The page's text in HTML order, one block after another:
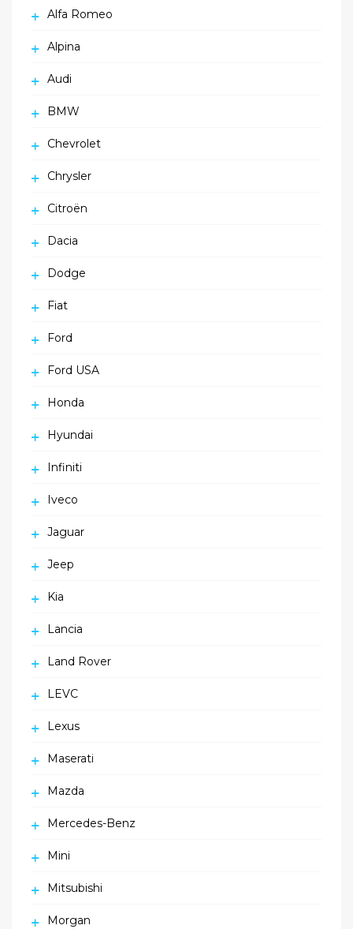
Alfa Romeo
Alpina
Audi
BMW
Chevrolet
Chrysler
Citroën
Dacia
Dodge
Fiat
Ford
Ford USA
Honda
Hyundai
Infiniti
Iveco
Jaguar
Jeep
Kia
Lancia
Land Rover
LEVC
Lexus
Maserati
Mazda
Mercedes-Benz
Mini
Mitsubishi
Morgan